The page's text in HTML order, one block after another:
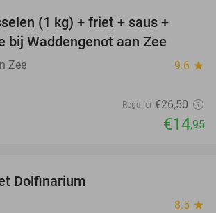
(1 kg) + friet + saus +
bij Waddengenot aan Zee
Zee 9.6 star
Regulier €26,50
€14,95
Dolfinarium
8.5 star